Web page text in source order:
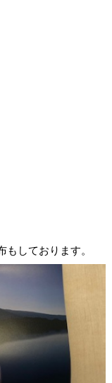
もしております。